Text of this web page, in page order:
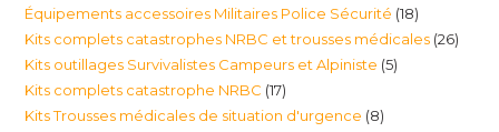
produits
Équipements accessoires Militaires Police Sécurité 1818
produits
Kits complets catastrophes NRBC et trousses médicales 2626
Kits outillages Survivalistes Campeurs et Alpiniste 55
Kits complets catastrophe NRBC 1717
produits
Kits Trousses médicales de situation d'urgence 88